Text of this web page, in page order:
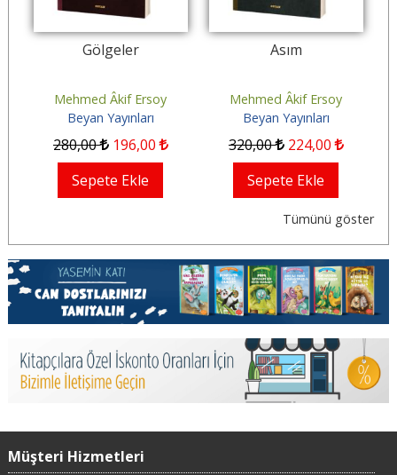
Gölgeler
Mehmed Âkif Ersoy
Beyan Yayınları
280,00 196,00
Sepete Ekle
Asım
Mehmed Âkif Ersoy
Beyan Yayınları
320,00 224,00
Sepete Ekle
Tümünü göster
Müşteri Hizmetleri